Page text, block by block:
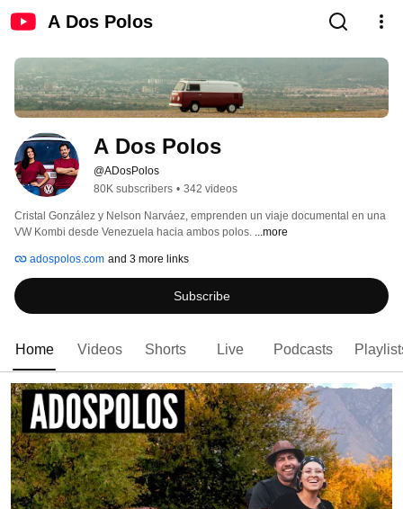
A Dos Polos
A Dos Polos
@ADosPolos
80K subscribers • 342 videos
Cristal González y Nelson Narváez, emprenden un viaje documental en una
VW Kombi desde Venezuela hacia ambos polos. ...more
adospolos.com and 3 more links
Subscribe
Home Videos Shorts Live Podcasts